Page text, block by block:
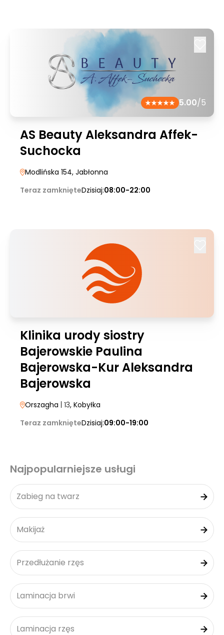
5.00/5
AS Beauty Aleksandra Affek-
Suchocka
Modlińska 154, Jabłonna
Teraz zamknięteDzisiaj:08:00-22:00
Klinika urody siostry
Bajerowskie Paulina
Bajerowska-Kur Aleksandra
Bajerowska
Orszagha | 13, Kobyłka
Teraz zamknięteDzisiaj:09:00-19:00
Najpopularniejsze usługi
Zabieg na twarz
Makijaż
Przedłużanie rzęs
Laminacja brwi
Laminacja rzęs